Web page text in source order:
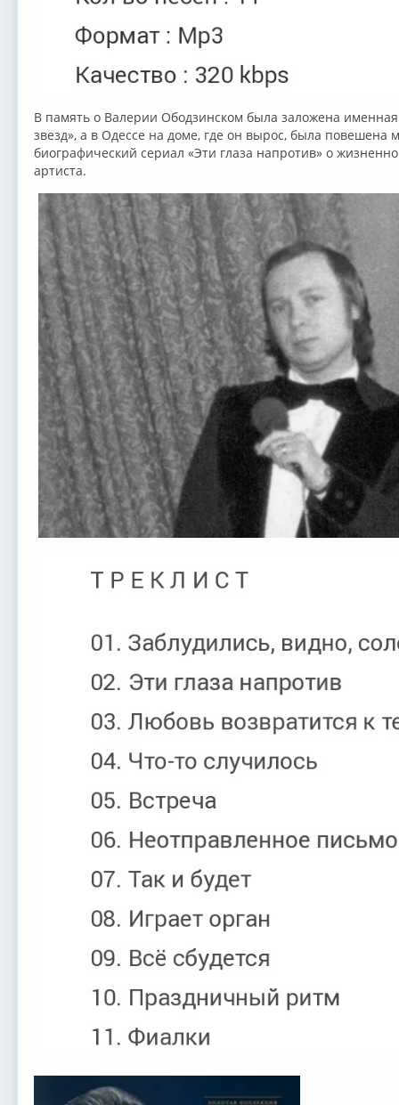
В память о Валерии Ободзинском была заложена
звезд», а в Одессе на доме, где он вырос, была повешена
биографический сериал «Эти глаза напротив» о
артиста.